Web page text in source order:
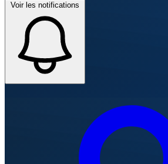
Voir les notifications